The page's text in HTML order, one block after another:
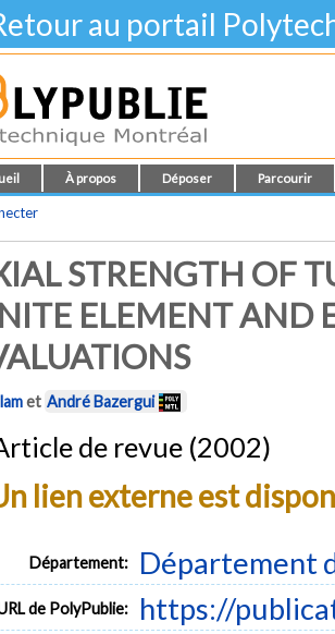
au portail
À propos Déposer Parcourir
STRENGTH OF
ELEMENT AND
et André Bazergui
de revue (2002)
lien externe est
Département: Département
de PolyPublie: https://